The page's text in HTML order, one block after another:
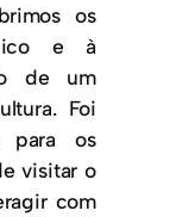
os
e à
de um
Foi
para os
visitar o
com